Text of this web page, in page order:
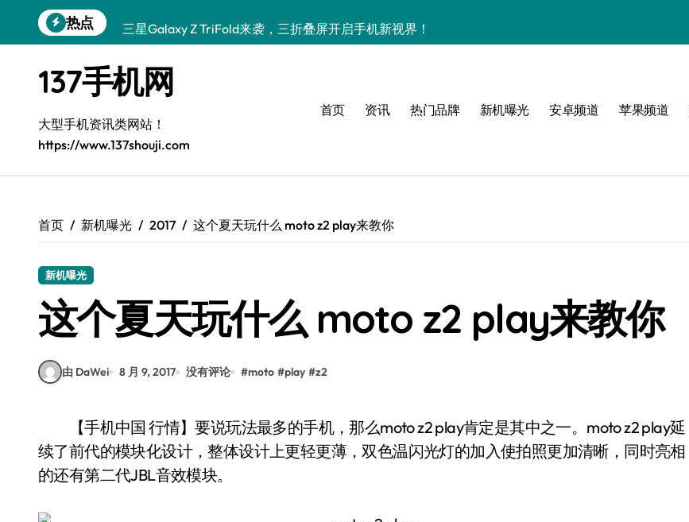
到
热点
三星Galaxy Z TriFold来袭，三折叠屏开启手机新视界！
三星Galaxy S26来袭！创新黑科技，重塑手机时尚新体验！
三星Galaxy Z Fold7抢先探秘！手机管家揭秘超燃新亮点
S25 Ultra颜值炸裂！定制主题潮到没朋友！
S24+上新！手机美颜神器解锁
A56 5G登场，刷新三星时尚新高度！
137手机网
大型手机资讯类网站！
https://www.137shouji.com
首页 资讯 热门品牌 新机曝光 安卓频道 苹果频道
首页 新机曝光 2017 这个夏天玩什么 moto z2 play来教你
新机曝光
这个夏天玩什么 moto z2 play来教你
由 DaWei 8 月 9, 2017 没有评论 #moto #play #z2
【手机中国 行情】要说玩法最多的手机，那么moto z2 play肯定是其中之一。moto z2 play延
续了前代的模块化设计，整体设计上更轻更薄，双色温闪光灯的加入使拍照更加清晰，同时亮相
的还有第二代JBL音效模块。